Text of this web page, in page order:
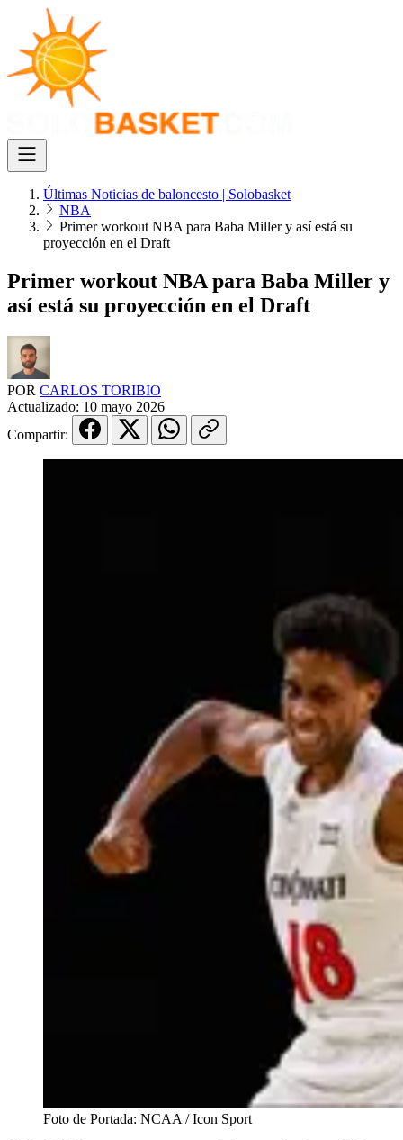
Últimas Noticias de baloncesto | Solobasket
NBA
Primer workout NBA para Baba Miller y así está su
proyección en el Draft
Primer workout NBA para Baba Miller y
así está su proyección en el Draft
POR CARLOS TORIBIO
Actualizado: 10 mayo 2026
Compartir:
Foto de Portada: NCAA / Icon Sport